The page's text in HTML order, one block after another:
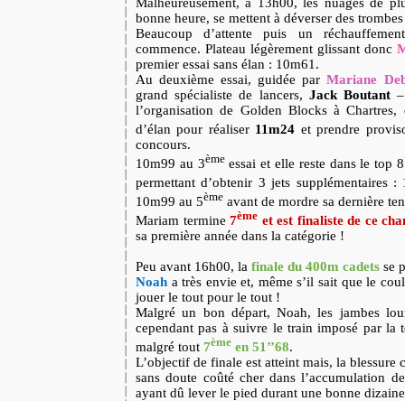
bonne heure, se mettent à déverser des trombes
Beaucoup d’attente puis un
commence. Plateau légèrement glissant donc
premier essai sans élan : 10m61.
Au deuxième essai, guidée parMariane
grand spécialiste de lancers, Jack Boutant
l’organisation de Golden Blocks à
d’élan pour réaliser 11m24 et prendre
concours.
10m99 au 3èmeessai et elle reste dans le top
permettant d’obtenir 3 jets supplémentaires :
10m99 au 5ème avant de mordre sa dernière
Mariam termine7ème et est finaliste de ce
sa première année dans la catégorie !
Peu avant 16h00, la finale du 400m cadets se
Noah a très envie et, même s’il sait que le
jouer le tout pour le tout !
Malgré un bon départ, Noah, les jambes
cependant pas à suivre le train imposé par la
malgré tout 7ème en 51’’68.
L’objectif de finale est atteint mais, la blessure
sans doute coûté cher dans l’accumulation
ayant dû lever le pied durant une bonne